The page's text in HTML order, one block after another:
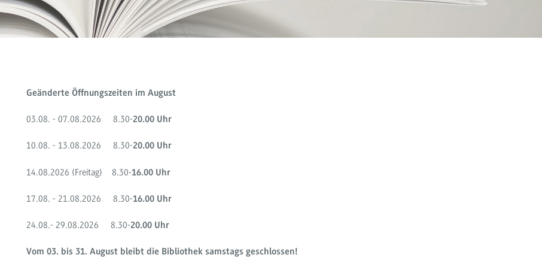
Geänderte Öffnungszeiten im August
03.08. - 07.08.2026 8.30-20.00 Uhr
10.08. - 13.08.2026 8.30-20.00 Uhr
14.08.2026 (Freitag) 8.30-16.00 Uhr
17.08. - 21.08.2026 8.30-16.00 Uhr
24.08.- 29.08.2026 8.30-20.00 Uhr
Vom 03. bis 31. August bleibt die Bibliothek samstags geschlossen!